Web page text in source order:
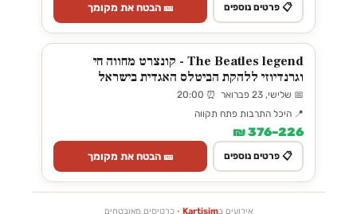
📋 פרטים נוספים 🎫 הבטח את מקומך
The Beatles legend - קונצרט מחווה חי
וגרנדיוזי ללהקת הביטלס האגדית בישראל
📅 שלישי, 23 פברואר ⏰ 20:00
📍 היכל התרבות פתח תקווה
226–376 ₪
📋 פרטים נוספים 🎫 הבטח את מקומך
אירועים בKartisim · כרטיסים מאובטחים